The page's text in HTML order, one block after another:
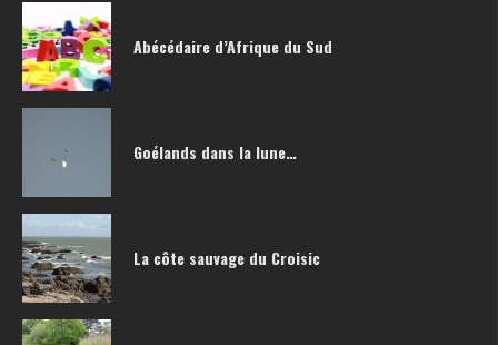
Abécédaire d’Afrique du Sud
Goélands dans la lune…
La côte sauvage du Croisic